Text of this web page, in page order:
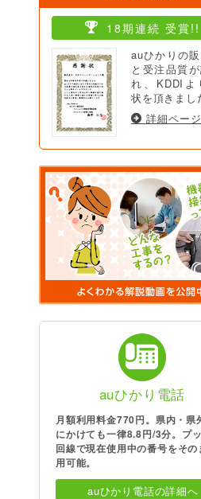
18期連続 受賞!!
auひかりの
と受注品質
れ、KDDIよ
状を頂きまし
詳細ページ
auひかり電話
月額利用料金770円。県内・県
にかけても一律8.8円/3分。プ
回線で現在使用中の番号をその
用可能。
auひかり電話の詳細へ